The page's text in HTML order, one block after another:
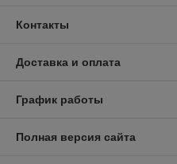
Контакты
Доставка и оплата
График работы
Полная версия сайта